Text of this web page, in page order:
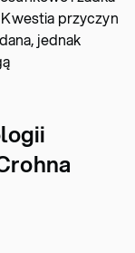
przyczyn
jednak